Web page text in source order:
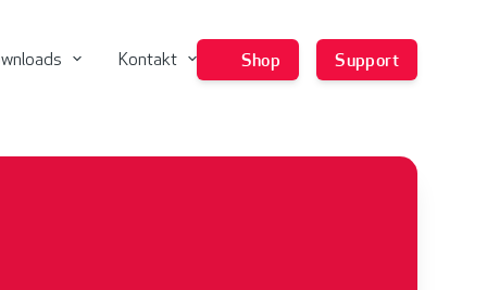
Kontakt Shop Support